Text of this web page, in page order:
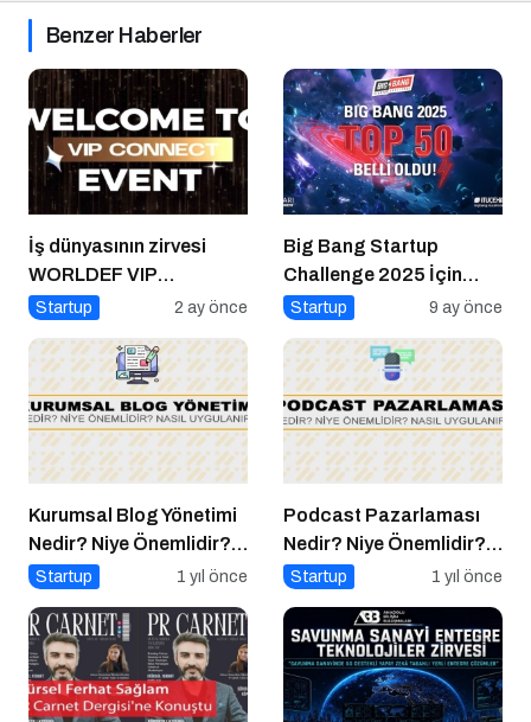
Benzer Haberler
İş dünyasının zirvesi
WORLDEF VIP
Connect’te buluştu
Startup 2 ay önce
Big Bang Startup
Challenge 2025 İçin
Geri Sayım Başladı
Startup 9 ay önce
Kurumsal Blog Yönetimi
Nedir? Niye Önemlidir?
Kurumsal Blog Yönetimi
Startup 1 yıl önce
Podcast Pazarlaması
Nedir? Niye Önemlidir?
Podcast Pazarlaması
Startup 1 yıl önce